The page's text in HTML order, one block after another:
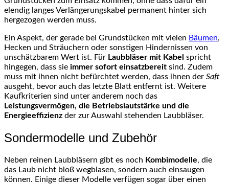
elendig langes Verlängerungskabel permanent hinter sich
hergezogen werden muss.
Ein Aspekt, der gerade bei Grundstücken mit vielen Bäumen,
Hecken und Sträuchern oder sonstigen Hindernissen von
unschätzbarem Wert ist. Für Laubbläser mit Kabel spricht
hingegen, dass sie immer sofort einsatzbereit sind. Zudem
muss mit ihnen nicht befürchtet werden, dass ihnen der Saft
ausgeht, bevor auch das letzte Blatt entfernt ist. Weitere
Kaufkriterien sind unter anderem noch das
Leistungsvermögen, die Betriebslautstärke und die
Energieeffizienz der zur Auswahl stehenden Laubbläser.
Sondermodelle und Zubehör
Neben reinen Laubbläsern gibt es noch Kombimodelle, die
das Laub nicht bloß wegblasen, sondern auch einsaugen
können. Einige dieser Modelle verfügen sogar über einen